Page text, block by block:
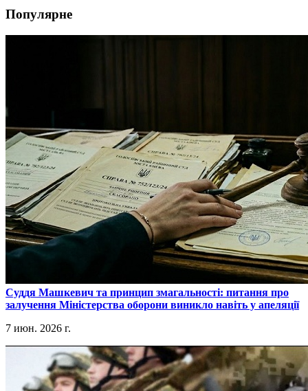
Популярне
​Суддя Машкевич та принцип змагальності: питання про
залучення Міністерства оборони виникло навіть у апеляції
7 июн. 2026 г.